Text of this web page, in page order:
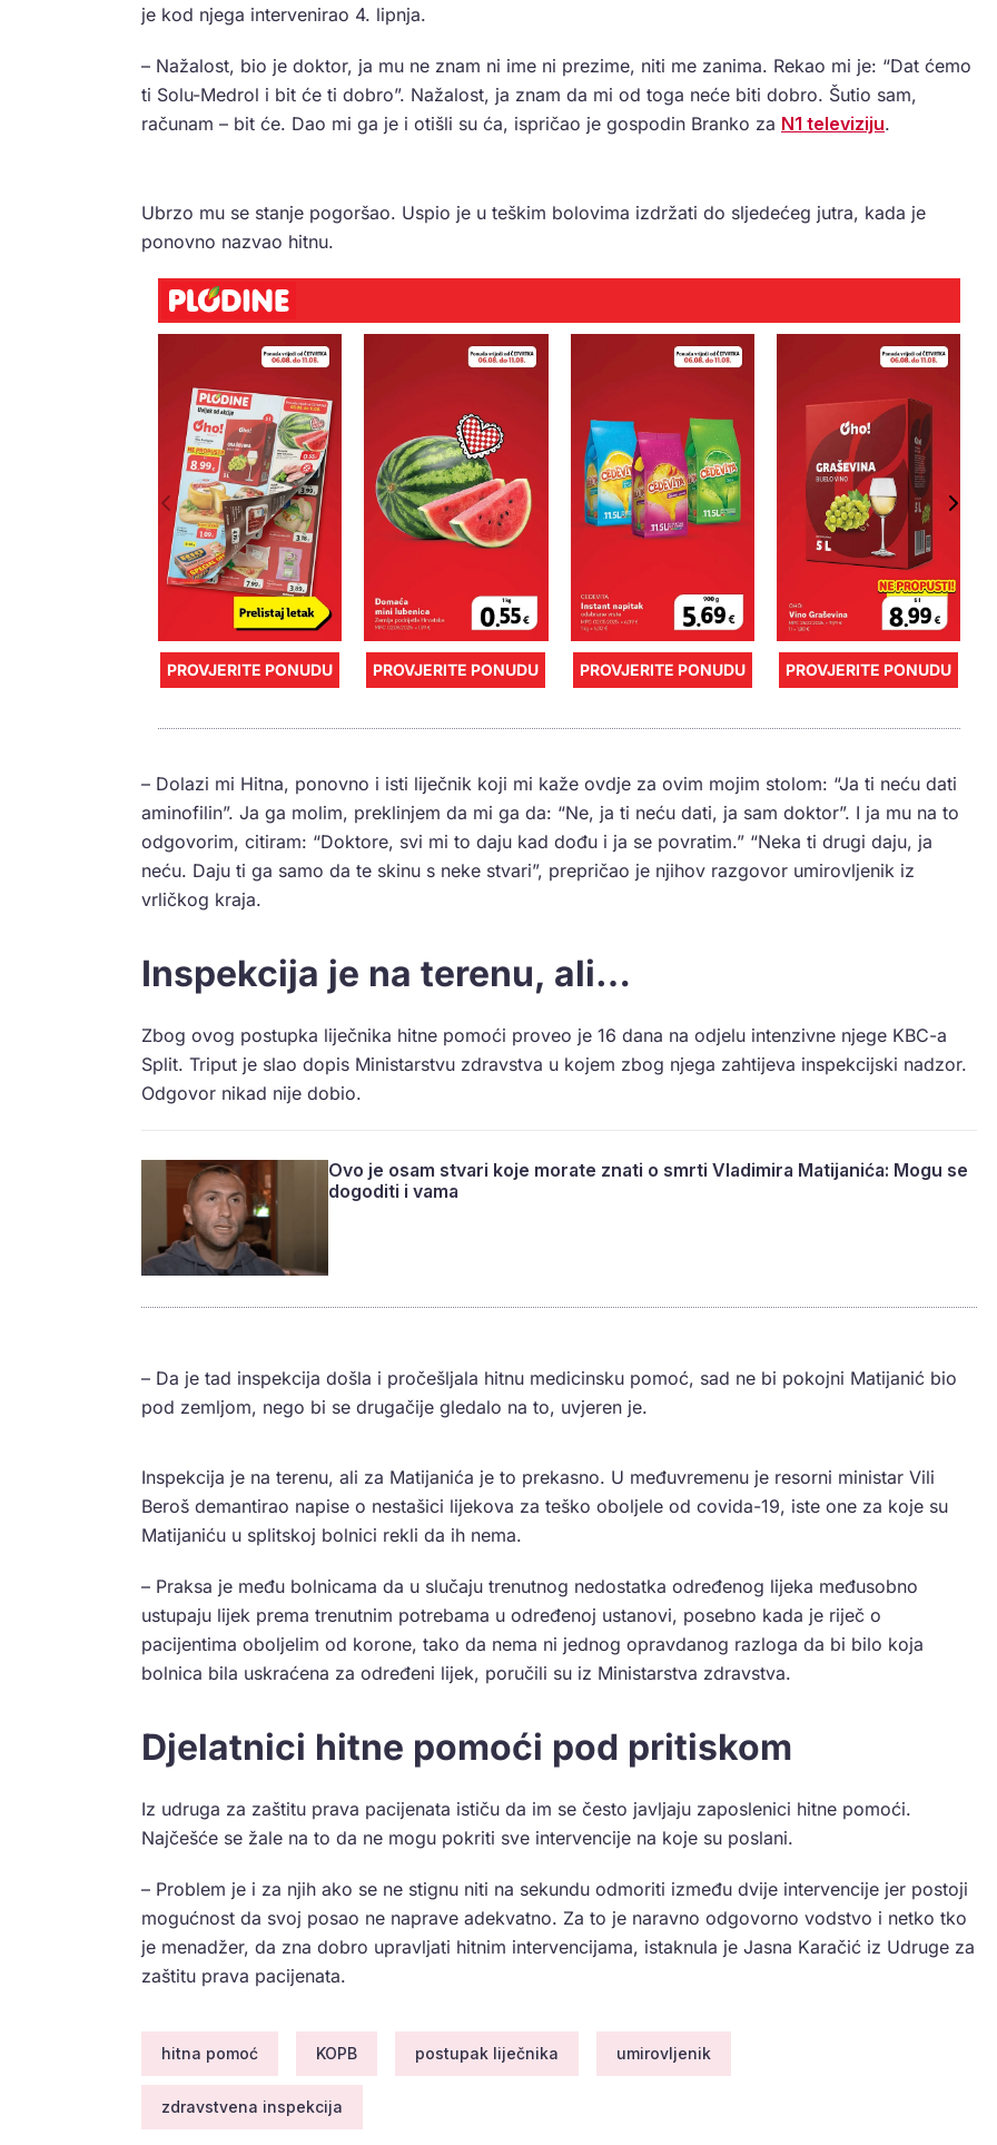
je kod njega intervenirao 4. lipnja.
– Nažalost, bio je doktor, ja mu ne znam ni ime ni prezime, niti me zanima. Rekao mi je: “Dat ćemo
ti Solu-Medrol i bit će ti dobro”. Nažalost, ja znam da mi od toga neće biti dobro. Šutio sam,
računam – bit će. Dao mi ga je i otišli su ća, ispričao je gospodin Branko za N1 televiziju.
Ubrzo mu se stanje pogoršao. Uspio je u teškim bolovima izdržati do sljedećeg jutra, kada je
ponovno nazvao hitnu.
PROVJERITE PONUDU PROVJERITE PONUDU PROVJERITE PONUDU PROVJERITE PONUDU
– Dolazi mi Hitna, ponovno i isti liječnik koji mi kaže ovdje za ovim mojim stolom: “Ja ti neću dati
aminofilin”. Ja ga molim, preklinjem da mi ga da: “Ne, ja ti neću dati, ja sam doktor”. I ja mu na to
odgovorim, citiram: “Doktore, svi mi to daju kad dođu i ja se povratim.” “Neka ti drugi daju, ja
neću. Daju ti ga samo da te skinu s neke stvari”, prepričao je njihov razgovor umirovljenik iz
vrličkog kraja.
Inspekcija je na terenu, ali…
Zbog ovog postupka liječnika hitne pomoći proveo je 16 dana na odjelu intenzivne njege KBC-a
Split. Triput je slao dopis Ministarstvu zdravstva u kojem zbog njega zahtijeva inspekcijski nadzor.
Odgovor nikad nije dobio.
Ovo je osam stvari koje morate znati o smrti Vladimira Matijanića: Mogu se
dogoditi i vama
– Da je tad inspekcija došla i pročešljala hitnu medicinsku pomoć, sad ne bi pokojni Matijanić bio
pod zemljom, nego bi se drugačije gledalo na to, uvjeren je.
Inspekcija je na terenu, ali za Matijanića je to prekasno. U međuvremenu je resorni ministar Vili
Beroš demantirao napise o nestašici lijekova za teško oboljele od covida-19, iste one za koje su
Matijaniću u splitskoj bolnici rekli da ih nema.
– Praksa je među bolnicama da u slučaju trenutnog nedostatka određenog lijeka međusobno
ustupaju lijek prema trenutnim potrebama u određenoj ustanovi, posebno kada je riječ o
pacijentima oboljelim od korone, tako da nema ni jednog opravdanog razloga da bi bilo koja
bolnica bila uskraćena za određeni lijek, poručili su iz Ministarstva zdravstva.
Djelatnici hitne pomoći pod pritiskom
Iz udruga za zaštitu prava pacijenata ističu da im se često javljaju zaposlenici hitne pomoći.
Najčešće se žale na to da ne mogu pokriti sve intervencije na koje su poslani.
– Problem je i za njih ako se ne stignu niti na sekundu odmoriti između dvije intervencije jer postoji
mogućnost da svoj posao ne naprave adekvatno. Za to je naravno odgovorno vodstvo i netko tko
je menadžer, da zna dobro upravljati hitnim intervencijama, istaknula je Jasna Karačić iz Udruge za
zaštitu prava pacijenata.
hitna pomoć KOPB postupak liječnika umirovljenik
zdravstvena inspekcija